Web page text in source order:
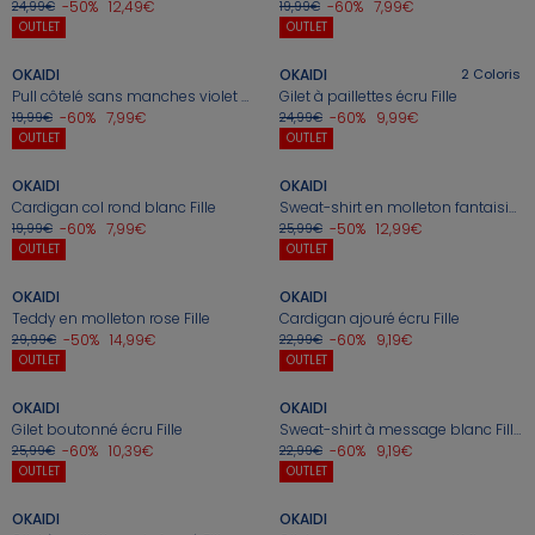
⏱️ Last days
Nos sélections
Nos conseils
Idées Cadeaux Naissance J'en profite
Nos conseils
Nos Pantalons & Leggings J'en profite
Nos conseils
Nos Pantalons J'en profite
Nos sélections
Nouvelle collection
Nos conseils
Nouvelle Collection J'en profite
Jeux sportifs
OUTLET
24,99€ -50% 12,49€
OUTLET
19,99€ -60% 7,99€
+
OUTLET
OKAIDI
Pull côtelé sans manches violet grenat fille
19,99€ -60% 7,99€
+
OUTLET
OKAIDI 2 Coloris
Gilet à paillettes écru Fille
24,99€ -60% 9,99€
+
OUTLET
OKAIDI
Cardigan col rond blanc Fille
19,99€ -60% 7,99€
+
OUTLET
OKAIDI
Sweat-shirt en molleton fantaisie marine Fille
25,99€ -50% 12,99€
+
OUTLET
OKAIDI
Teddy en molleton rose Fille
29,99€ -50% 14,99€
+
OUTLET
OKAIDI
Cardigan ajouré écru Fille
22,99€ -60% 9,19€
+
OUTLET
OKAIDI
Gilet boutonné écru Fille
25,99€ -60% 10,39€
+
OUTLET
OKAIDI
Sweat-shirt à message blanc Fille
22,99€ -60% 9,19€
+
OKAIDI
+
OKAIDI